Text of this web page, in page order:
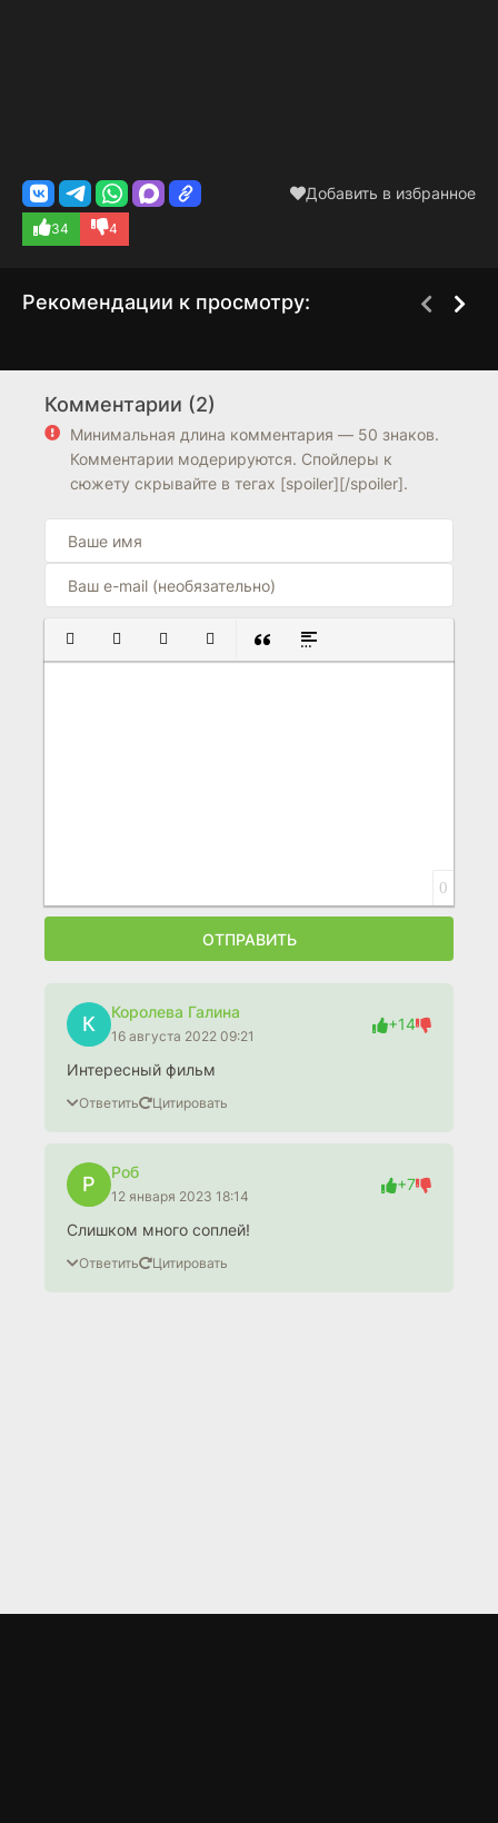
Добавить в избранное
34 4
Рекомендации к просмотру:
6.6 8.2
Комментарии (2)
Минимальная длина комментария — 50 знаков.
Комментарии модерируются. Спойлеры к
сюжету скрывайте в тегах [spoiler][/spoiler].
ПОЛУЖИРНЫЙ
КУРСИВПОДЧЕРКНУТЫЙ
ЗАЧЕРКНУТЫЙ
ВСТАВКА ЦИТАТЫ
ВСТАВКА СПОЙЛЕРА
0
ОТПРАВИТЬ
К
Королева Галина
16 августа 2022 09:21
+14
Интересный фильм
Ответить Цитировать
Р
Роб
12 января 2023 18:14
+7
Слишком много соплей!
Ответить Цитировать